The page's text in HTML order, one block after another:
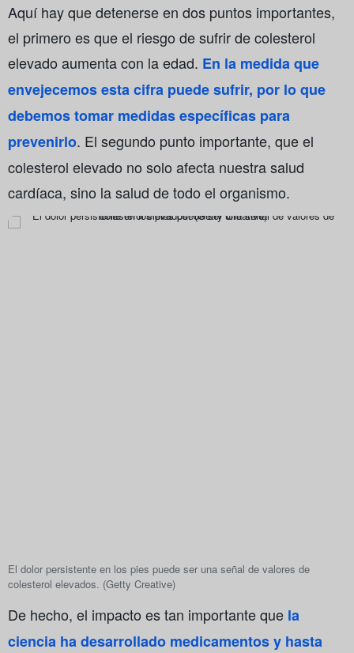
Aquí hay que detenerse en dos puntos importantes,
el primero es que el riesgo de sufrir de colesterol
elevado aumenta con la edad. En la medida que
envejecemos esta cifra puede sufrir, por lo que
debemos tomar medidas específicas para
prevenirlo. El segundo punto importante, que el
colesterol elevado no solo afecta nuestra salud
cardíaca, sino la salud de todo el organismo.
El dolor persistente en los pies puede ser una señal de valores de
colesterol elevados. (Getty Creative)
De hecho, el impacto es tan importante que la
ciencia ha desarrollado medicamentos y hasta